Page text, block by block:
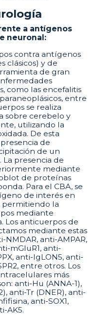
a antígenos
neuronal:
contra antígenos
clásicos) y de
de gran
como las encefalitis
entre
se realiza
sobre cerebelo y
utilizando la
De esta
de
de un
presencia de
mediante
de proteínas
Para el CBA, se
de interés en
permitiendo la
mediante
Los anticuerpos de
mediante estas
NMDAR, anti-AMPAR,
mGluR1, anti-
anti-IgLON5, anti-
entre otros. Los
más
anti-Hu (ANNA-1),
anti-Tr (DNER), anti-
anti-SOX1,
AK5.